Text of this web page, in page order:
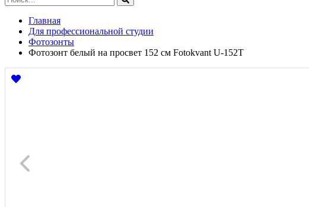
Главная
Для профессиональной студии
Фотозонты
Фотозонт белый на просвет 152 см Fotokvant U-152T